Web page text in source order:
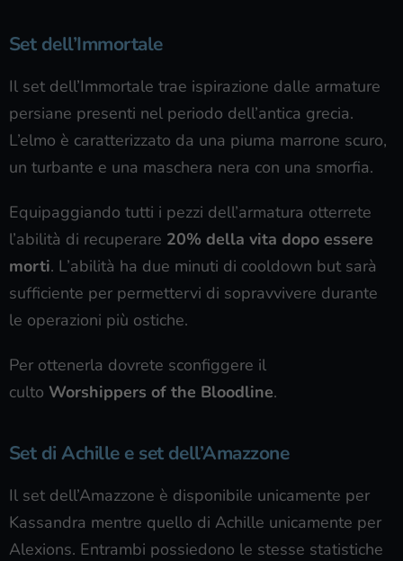
Set dell’Immortale
Il set dell’Immortale trae ispirazione dalle armature
persiane presenti nel periodo dell’antica grecia.
L’elmo è caratterizzato da una piuma marrone scuro,
un turbante e una maschera nera con una smorfia.
Equipaggiando tutti i pezzi dell’armatura otterrete
l’abilità di recuperare 20% della vita dopo essere
morti. L’abilità ha due minuti di cooldown but sarà
sufficiente per permettervi di sopravvivere durante
le operazioni più ostiche.
Per ottenerla dovrete sconfiggere il
culto Worshippers of the Bloodline.
Set di Achille e set dell’Amazzone
Il set dell’Amazzone è disponibile unicamente per
Kassandra mentre quello di Achille unicamente per
Alexions. Entrambi possiedono le stesse statistiche